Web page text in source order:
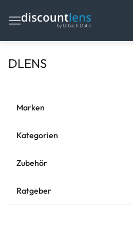
DLENS
Marken
Kategorien
Zubehör
Ratgeber